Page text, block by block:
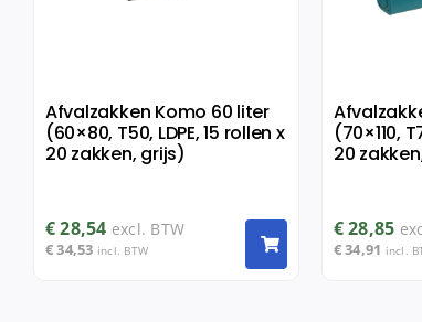
Afvalzakken Komo 60 liter
(60×80, T50, LDPE, 15 rollen x
20 zakken, grijs)
€28,54 excl. BTW
€34,53 incl. BTW
(70×110,
20
€28,85
€34,91 incl.